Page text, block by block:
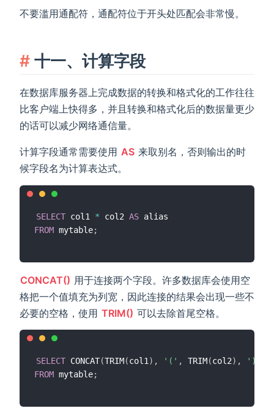
不要滥用通配符，通配符位于开头处匹配会非常慢。
十一、计算字段
在数据库服务器上完成数据的转换和格式化的工作往往
比客户端上快得多，并且转换和格式化后的数据量更少
的话可以减少网络通信量。
计算字段通常需要使用 AS 来取别名，否则输出的时
候字段名为计算表达式。
SELECT col1 * col2 AS
FROM mytable;
CONCAT() 用于连接两个字段。许多数据库会使用空
格把一个值填充为列宽，因此连接的结果会出现一些不
必要的空格，使用 TRIM() 可以去除首尾空格。
SELECT CONCAT(TRIM(col1 ) , '(' , TRIM(col2) , ')'
FROM mytable;